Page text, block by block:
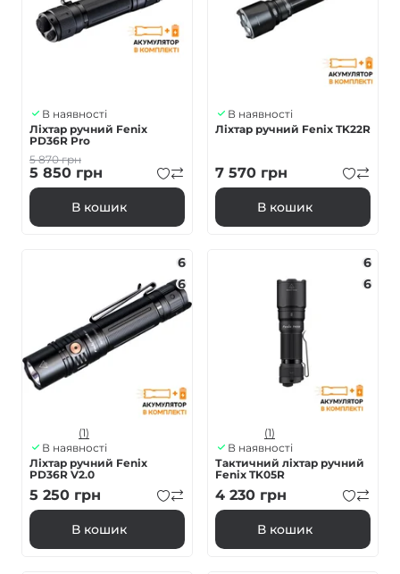
В наявності
Ліхтар ручний Fenix
PD36R Pro
5 870грн
5 850 грн
В кошик
В наявності
Ліхтар ручний Fenix TK22R
7 570 грн
В кошик
6
6
(1)
В наявності
Ліхтар ручний Fenix
PD36R V2.0
5 250 грн
В кошик
6
6
(1)
В наявності
Тактичний ліхтар ручний
Fenix TK05R
4 230 грн
В кошик